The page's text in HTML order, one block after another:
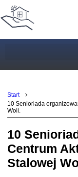
Start
10 Senioriada
Woli.
10
Centrum
Stalowej